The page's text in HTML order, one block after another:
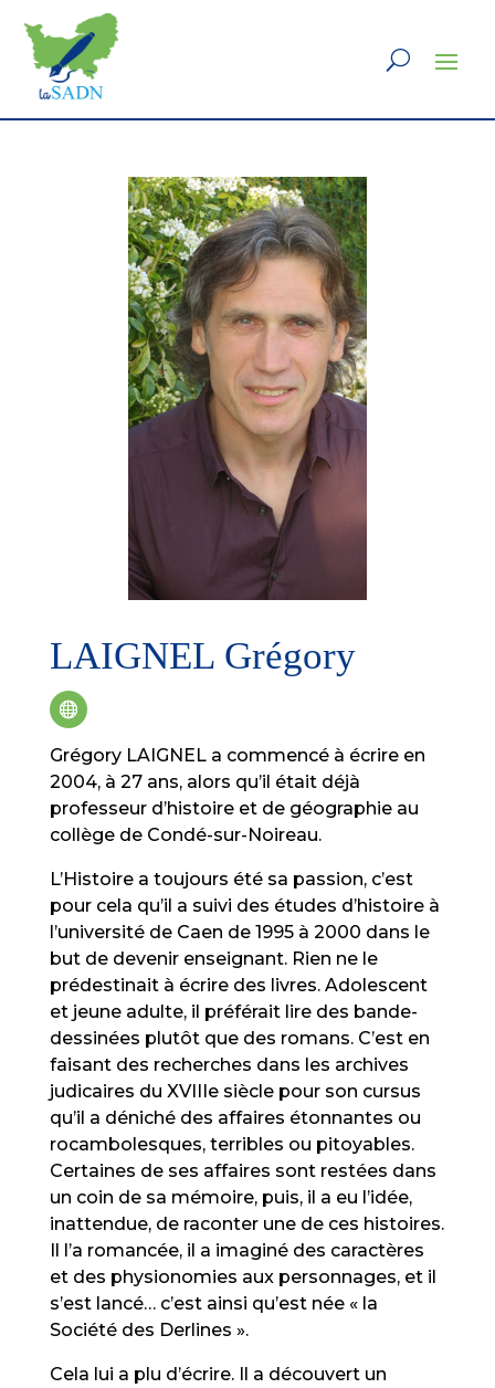
LAIGNEL Grégory
Grégory LAIGNEL a commencé à écrire en
2004, à 27 ans, alors qu’il était déjà
professeur d’histoire et de géographie au
collège de Condé-sur-Noireau.
L’Histoire a toujours été sa passion, c’est
pour cela qu’il a suivi des études d’histoire à
l’université de Caen de 1995 à 2000 dans le
but de devenir enseignant. Rien ne le
prédestinait à écrire des livres. Adolescent
et jeune adulte, il préférait lire des bande-
dessinées plutôt que des romans. C’est en
faisant des recherches dans les archives
judicaires du XVIIIe siècle pour son cursus
qu’il a déniché des affaires étonnantes ou
rocambolesques, terribles ou pitoyables.
Certaines de ses affaires sont restées dans
un coin de sa mémoire, puis, il a eu l’idée,
inattendue, de raconter une de ces histoires.
Il l’a romancée, il a imaginé des caractères
et des physionomies aux personnages, et il
s’est lancé… c’est ainsi qu’est née « la
Société des Derlines ».
Cela lui a plu d’écrire. Il a découvert un